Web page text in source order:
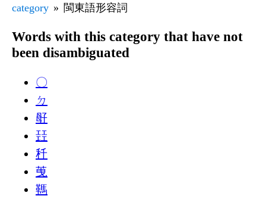
category
閩東語形容詞
Words with this category that have not
been disambiguated
〇
ㄉ
㝀
㠭
䄭
䒶
䩻